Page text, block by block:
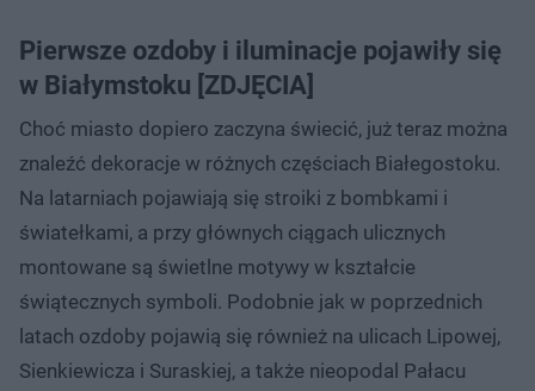
Pierwsze ozdoby i iluminacje pojawiły się
w Białymstoku [ZDJĘCIA]
Choć miasto dopiero zaczyna świecić, już teraz można
znaleźć dekoracje w różnych częściach Białegostoku.
Na latarniach pojawiają się stroiki z bombkami i
światełkami, a przy głównych ciągach ulicznych
montowane są świetlne motywy w kształcie
świątecznych symboli. Podobnie jak w poprzednich
latach ozdoby pojawią się również na ulicach Lipowej,
Sienkiewicza i Suraskiej, a także nieopodal Pałacu